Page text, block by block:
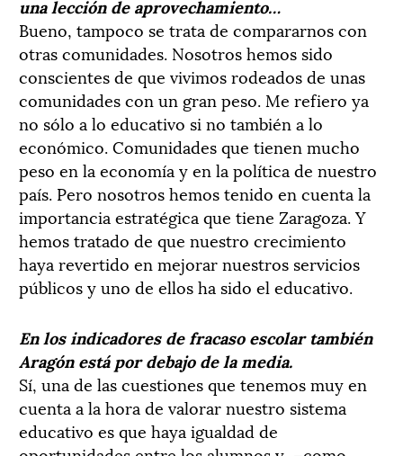
una lección de aprovechamiento…
Bueno, tampoco se trata de compararnos con
otras comunidades. Nosotros hemos sido
conscientes de que vivimos rodeados de unas
comunidades con un gran peso. Me refiero ya
no sólo a lo educativo si no también a lo
económico. Comunidades que tienen mucho
peso en la economía y en la política de nuestro
país. Pero nosotros hemos tenido en cuenta la
importancia estratégica que tiene Zaragoza. Y
hemos tratado de que nuestro crecimiento
haya revertido en mejorar nuestros servicios
públicos y uno de ellos ha sido el educativo.
En los indicadores de fracaso escolar también
Aragón está por debajo de la media.
Sí, una de las cuestiones que tenemos muy en
cuenta a la hora de valorar nuestro sistema
educativo es que haya igualdad de